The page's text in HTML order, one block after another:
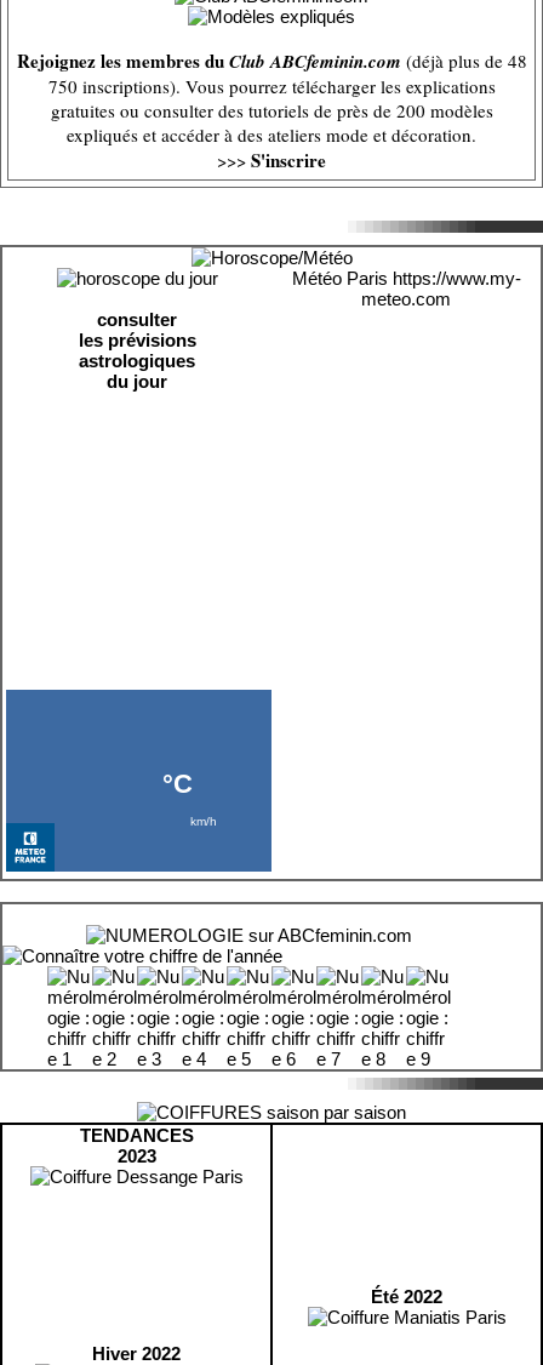
Rejoignez les membres duClub ABCfeminin.com (déjà plus de 48
750 inscriptions). Vous pourrez télécharger les explications
gratuites ou consulter des tutoriels de près de 200 modèles
expliqués et accéder à des ateliers mode et décoration.
>>> S'inscrire
consulter
les prévisions
astrologiques
du jour
Météo Paris https://www.my-
meteo.com
TENDANCES
2023
Hiver 2022
Été 2022